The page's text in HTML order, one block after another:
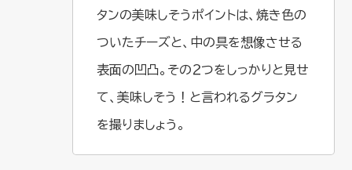
タンの美味しそうポイントは、焼き色の
ついたチーズと、中の具を想像させる
表面の凹凸。その２つをしっかりと見せ
て、美味しそう！と言われるグラタン
を撮りましょう。